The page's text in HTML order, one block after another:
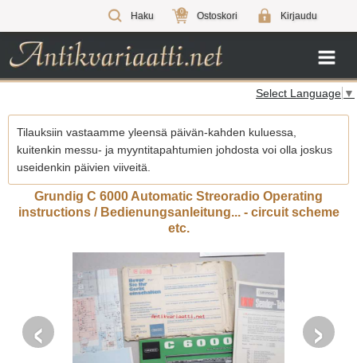
Haku 0 Ostoskori Kirjaudu
Select Language ▼
Tilauksiin vastaamme yleensä päivän-kahden kuluessa,
kuitenkin messu- ja myyntitapahtumien johdosta voi olla joskus
useidenkin päivien viiveitä.
Grundig C 6000 Automatic Streoradio Operating
instructions / Bedienungsanleitung... - circuit scheme
etc.
‹ ›